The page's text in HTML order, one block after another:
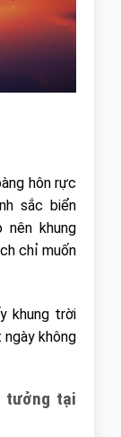
hôn rực
sắc biển
nên khung
chỉ muốn
khung trời
ngày không
tưởng tại